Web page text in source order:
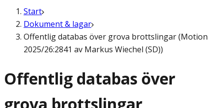
Start
Dokument & lagar
Offentlig databas över grova brottslingar (Motion
2025/26:2841 av Markus Wiechel (SD))
Offentlig databas över